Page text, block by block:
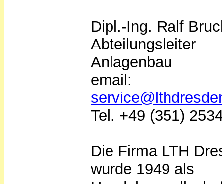
Dipl.-Ing. Ralf
Abteilungsleiter
Anlagenbau
email:
Tel. +49 (351)
Die Firma LTH
wurde 1949 als